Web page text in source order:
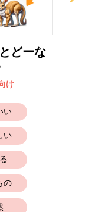
どーな
け
い
い
の